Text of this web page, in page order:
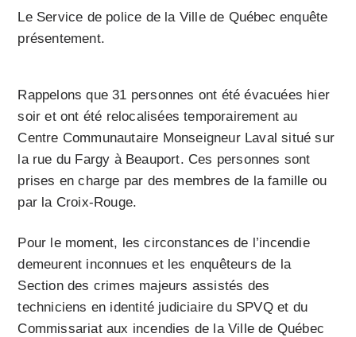
Le Service de police de la Ville de Québec enquête
présentement.
Rappelons que 31 personnes ont été évacuées hier
soir et ont été relocalisées temporairement au
Centre Communautaire Monseigneur Laval situé sur
la rue du Fargy à Beauport. Ces personnes sont
prises en charge par des membres de la famille ou
par la Croix-Rouge.
Pour le moment, les circonstances de l’incendie
demeurent inconnues et les enquêteurs de la
Section des crimes majeurs assistés des
techniciens en identité judiciaire du SPVQ et du
Commissariat aux incendies de la Ville de Québec